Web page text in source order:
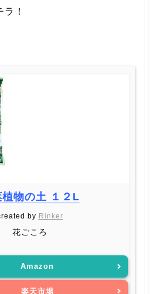
！
植物の土 １２L
by Rinker
花ごころ
Amazon
楽天市場